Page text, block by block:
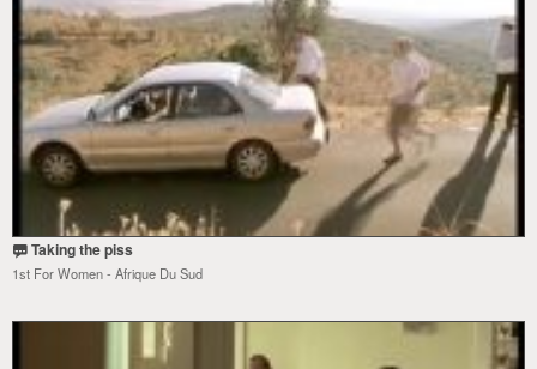
Taking the piss
1st For Women - Afrique Du Sud